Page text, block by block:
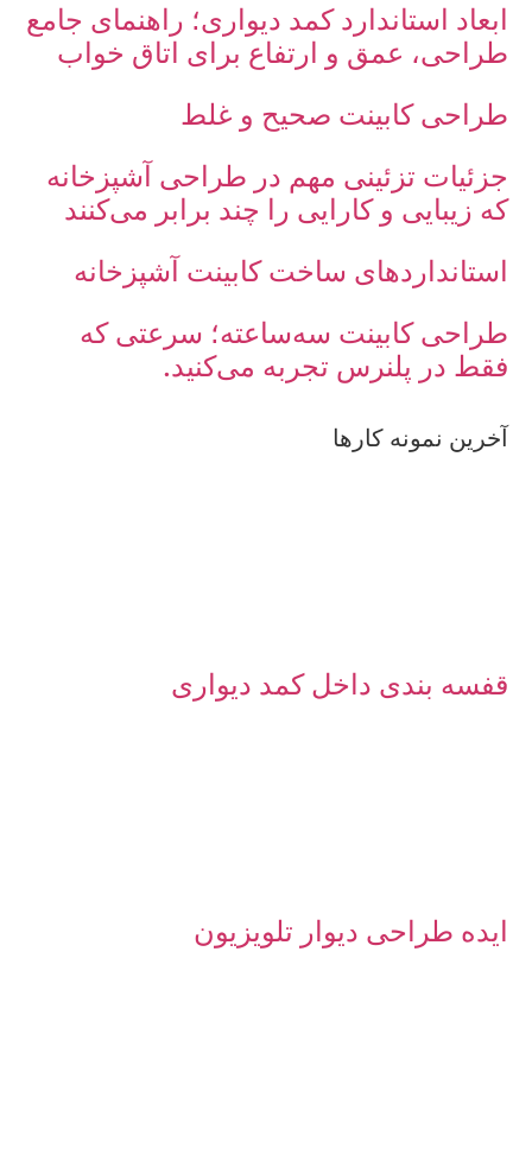
ابعاد استاندارد کمد دیواری؛ راهنمای جامع
طراحی، عمق و ارتفاع برای اتاق خواب
طراحی کابینت صحیح و غلط
جزئیات تزئینی مهم در طراحی آشپزخانه
که زیبایی و کارایی را چند برابر می‌کنند
استانداردهای ساخت کابینت آشپزخانه
طراحی کابینت سه‌ساعته؛ سرعتی که
فقط در پلنرس تجربه می‌کنید.
آخرین نمونه کارها
قفسه بندی داخل کمد دیواری
ایده طراحی دیوار تلویزیون